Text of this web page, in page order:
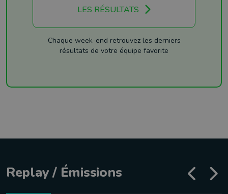
LES RÉSULTATS
Chaque week-end retrouvez les derniers
résultats de votre équipe favorite
Replay / Émissions